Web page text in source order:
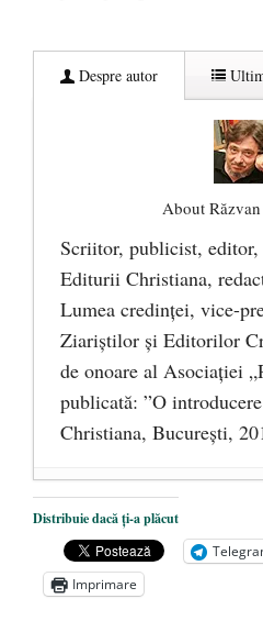
Despre autor
About
Scriitor, publicist,
Editurii Christiana,
Lumea credinţei, vice-
Ziariştilor şi Editorilor
de onoare al Asociaţiei
publicată: ”O
Christiana, Bucureşti,
DANA KONYA-
VEȘNICĂ
ÎNĂLȚATU-S-A! -
Sic credo –
Distribuie dacă ți-a plăcut
Imprimare